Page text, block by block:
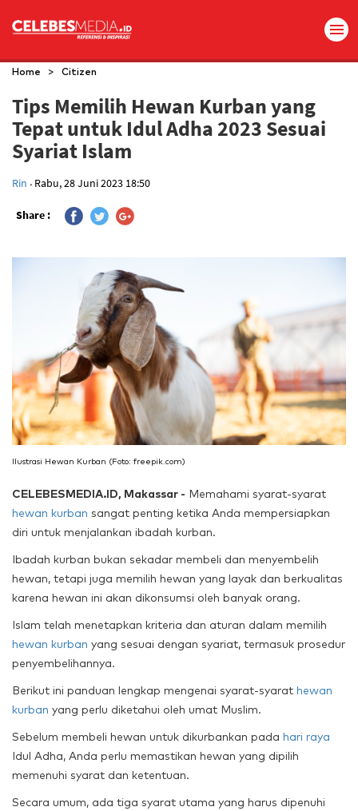
Home > Citizen
Tips Memilih Hewan Kurban yang
Tepat untuk Idul Adha 2023 Sesuai
Syariat Islam
Rin . Rabu, 28 Juni 2023 18:50
Share :
Ilustrasi Hewan Kurban (Foto: freepik.com)
CELEBESMEDIA.ID, Makassar - Memahami syarat-syarat
hewan kurban sangat penting ketika Anda mempersiapkan
diri untuk menjalankan ibadah kurban.
Ibadah kurban bukan sekadar membeli dan menyembelih
hewan, tetapi juga memilih hewan yang layak dan berkualitas
karena hewan ini akan dikonsumsi oleh banyak orang.
Islam telah menetapkan kriteria dan aturan dalam memilih
hewan kurban yang sesuai dengan syariat, termasuk prosedur
penyembelihannya.
Berikut ini panduan lengkap mengenai syarat-syarat hewan
kurban yang perlu diketahui oleh umat Muslim.
Sebelum membeli hewan untuk dikurbankan pada hari raya
Idul Adha, Anda perlu memastikan hewan yang dipilih
memenuhi syarat dan ketentuan.
Secara umum, ada tiga syarat utama yang harus dipenuhi